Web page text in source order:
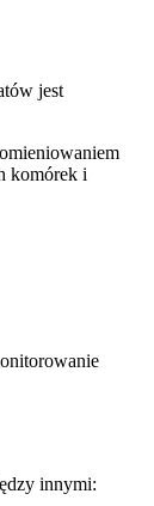
jest
komórek i
innymi: